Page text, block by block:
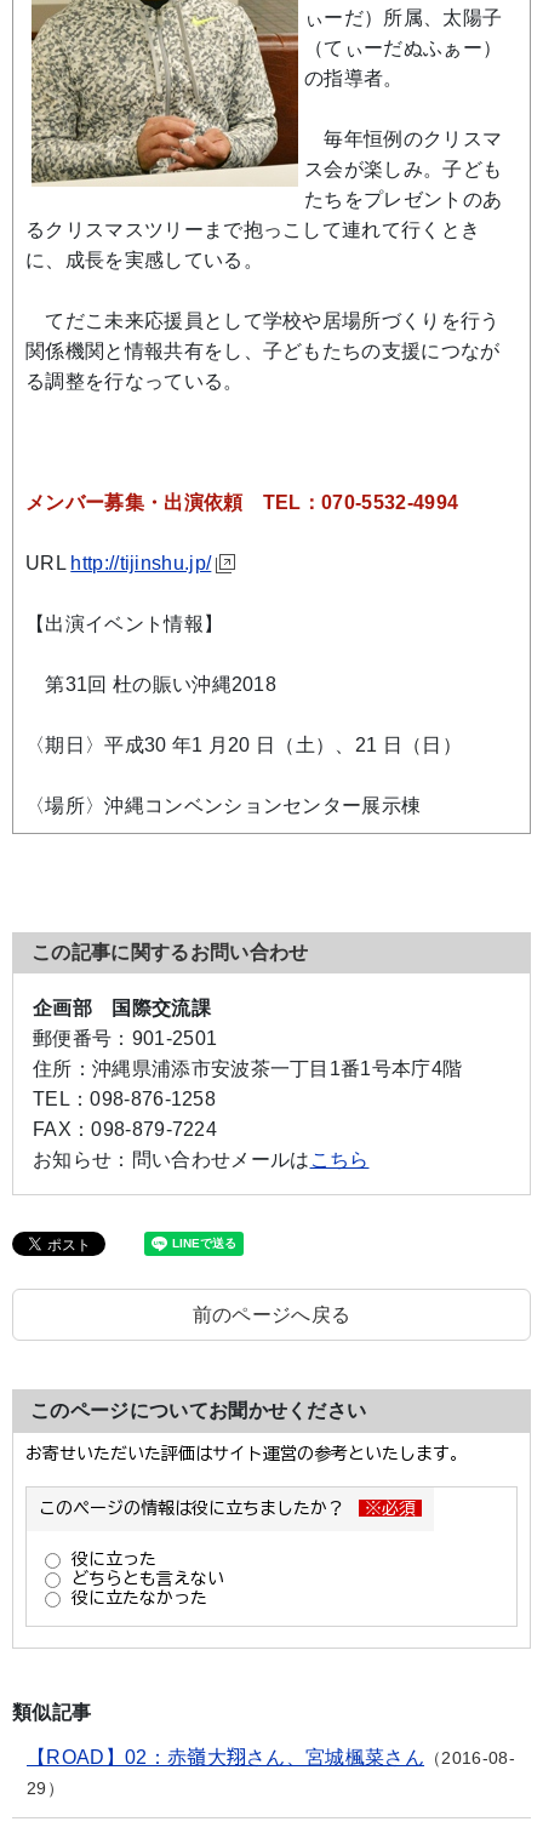
ぃーだ）所属、太陽子
（てぃーだぬふぁー）
の指導者。
毎年恒例のクリスマ
ス会が楽しみ。子ども
たちをプレゼントのあ
るクリスマスツリーまで抱っこして連れて行くとき
に、成長を実感している。
てだこ未来応援員として学校や居場所づくりを行う
関係機関と情報共有をし、子どもたちの支援につなが
る調整を行なっている。
メンバー募集・出演依頼 TEL：070-5532-4994
URL http://tijinshu.jp/
【出演イベント情報】
第31回 杜の賑い沖縄2018
〈期日〉平成30 年1 月20 日（土）、21 日（日）
〈場所〉沖縄コンベンションセンター展示棟
この記事に関するお問い合わせ
企画部 国際交流課
郵便番号： 901-2501
住所： 沖縄県浦添市安波茶一丁目1番1号本庁4階
TEL：098-876-1258
FAX：098-879-7224
お知らせ： 問い合わせメールは こちら
前のページへ戻る
このページについてお聞かせください
類似記事
【ROAD】02：赤嶺大翔さん、宮城楓菜さん
2016-08-
29